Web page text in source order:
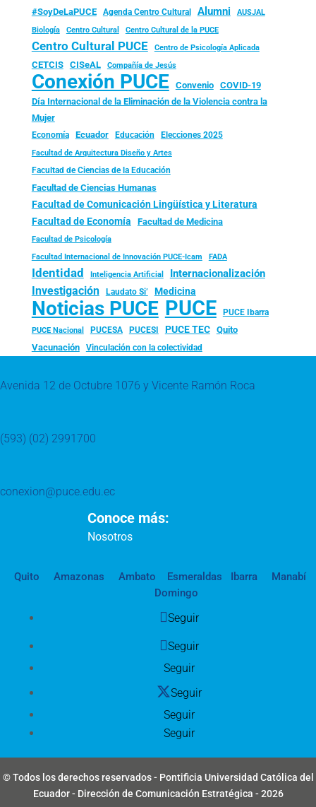
#SoyDeLaPUCE Agenda Centro Cultural Alumni
AUSJAL
Biología
Centro Cultural Centro Cultural de la PUCE
Centro Cultural PUCE Centro de Psicología Aplicada
CETCIS CISeAL Compañía de Jesús
Conexión PUCE Convenio
COVID-19
Día Internacional de la Eliminación de la Violencia contra la
Mujer
Economía Ecuador Educación Elecciones 2025
Facultad de Arquitectura Diseño y Artes
Facultad de Ciencias de la Educación
Facultad de Ciencias Humanas
Facultad de Comunicación Lingüística y Literatura
Facultad de Economía Facultad de Medicina
Facultad de Psicología
Facultad Internacional de Innovación PUCE-Icam FADA
Identidad Inteligencia Artificial Internacionalización
Investigación Laudato Si’ Medicina
Noticias PUCE PUCE PUCE Ibarra
PUCE Nacional PUCESA PUCESI PUCE TEC
Quito
Vacunación
Vinculación con la colectividad
Avenida 12 de Octubre 1076 y Vicente Ramón Roca
(593) (02) 2991700
conexion@puce.edu.ec
Conoce más:
Nosotros
Quito Amazonas Ambato Esmeraldas Ibarra
Manabí
Domingo
Seguir
Seguir
Seguir
Seguir
Seguir
Seguir
© Todos los derechos reservados - Pontificia Universidad Católica del
Ecuador - Dirección de Comunicación Estratégica - 2026